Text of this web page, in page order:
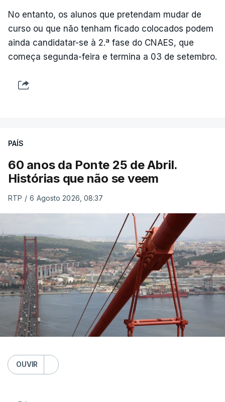
No entanto, os alunos que pretendam mudar de
curso ou que não tenham ficado colocados podem
ainda candidatar-se à 2.ª fase do CNAES, que
começa segunda-feira e termina a 03 de setembro.
PAÍS
60 anos da Ponte 25 de Abril.
Histórias que não se veem
RTP / 6 Agosto 2026, 08:37
OUVIR